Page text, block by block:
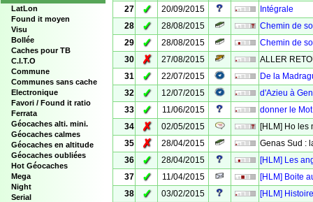
LatLon
Found it moyen
Visu
Bollée
Caches pour TB
C.I.T.O
Commune
Communes sans cache
Electronique
Favori / Found it ratio
Ferrata
Géocaches alti. mini.
Géocaches calmes
Géocaches en altitude
Géocaches oubliées
Hot Géocaches
Mega
Night
Serial
27
✓ 20/09/2015
Intégrale
28
✓ 28/08/2015
Chemin de
29
✓ 28/08/2015
Chemin de
30
✗ 27/08/2015
ALLER
31
✓ 22/07/2015
De la
32
✓ 12/07/2015
d'Azieu à
33
✓ 11/06/2015
donner le
34
✗ 02/05/2015
[HLM] Ho les
35
✗ 28/04/2015
Genas Sud :
36
✓ 28/04/2015
[HLM] Les
37
✓ 11/04/2015
[HLM] Boite
38
✓ 03/02/2015
[HLM]